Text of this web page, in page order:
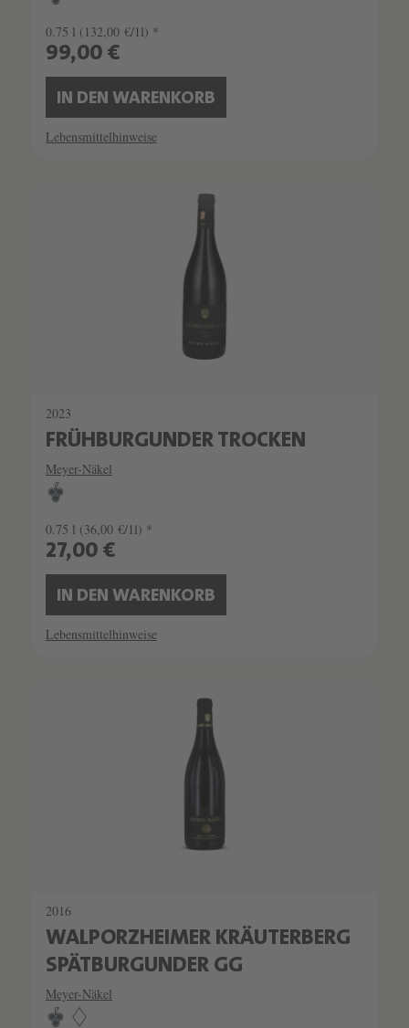
0.75 l (132,00 €/1l) *
99,00 €
IN DEN WARENKORB
Lebensmittelhinweise
2023
FRÜHBURGUNDER TROCKEN
Meyer-Näkel
0.75 l (36,00 €/1l) *
27,00 €
IN DEN WARENKORB
Lebensmittelhinweise
2016
WALPORZHEIMER KRÄUTERBERG
SPÄTBURGUNDER GG
Meyer-Näkel